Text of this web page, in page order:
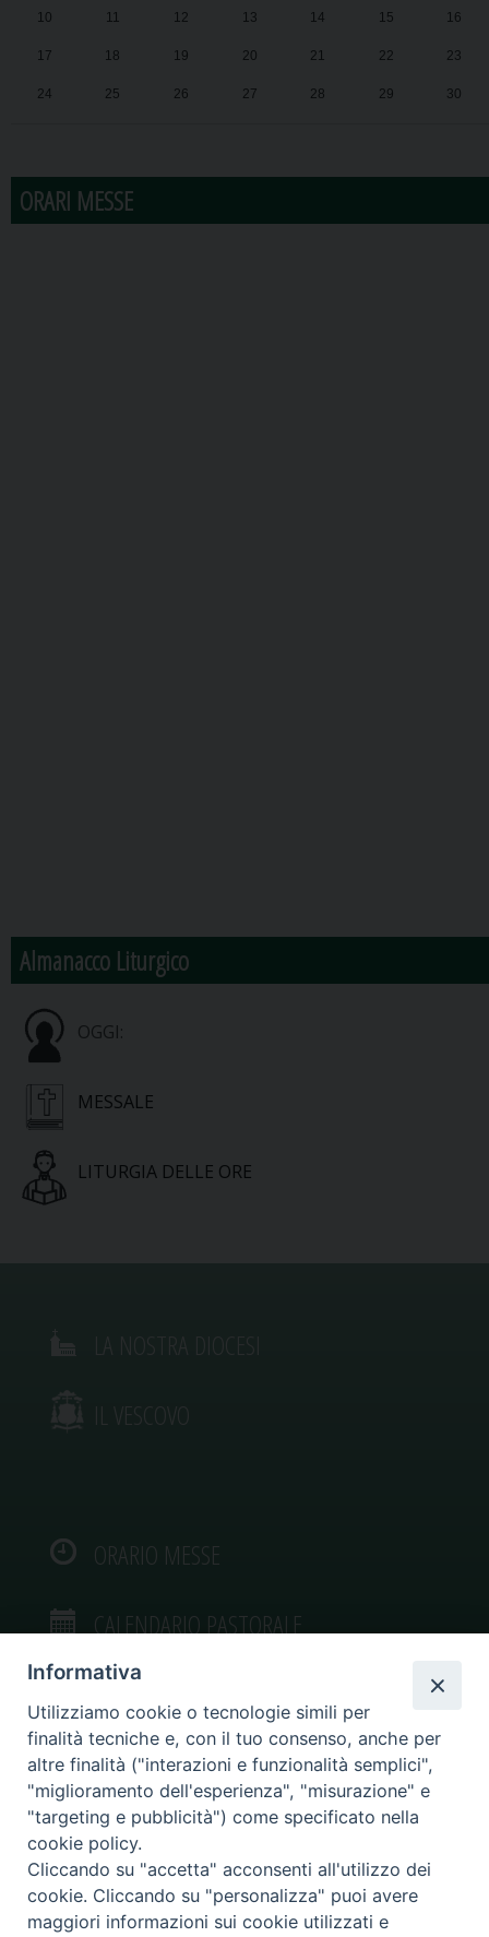
10 11 12 13 14 15 16
17 18 19 20 21 22 23
24 25 26 27 28 29 30
ORARI MESSE
Almanacco Liturgico
OGGI:
MESSALE
LITURGIA DELLE ORE
IL VESCOVO
ORARIO MESSE
CALENDARIO PASTORALE
VIDEOGALLERY
PHOTOGALLERY
Informativa
Utilizziamo cookie o tecnologie simili per
finalità tecniche e, con il tuo consenso, anche per
altre finalità ("interazioni e funzionalità semplici",
"miglioramento dell'esperienza", "misurazione" e
"targeting e pubblicità") come specificato nella
cookie policy.
Cliccando su "accetta" acconsenti all'utilizzo dei
cookie. Cliccando su "personalizza" puoi avere
maggiori informazioni sui cookie utilizzati e